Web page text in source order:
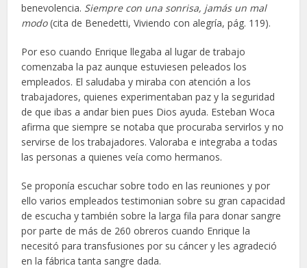
benevolencia. Siempre con una sonrisa, jamás un mal
modo(cita de Benedetti, Viviendo con alegría, pág. 119).
Por eso cuando Enrique llegaba al lugar de trabajo
comenzaba la paz aunque estuviesen peleados los
empleados. El saludaba y miraba con atención a los
trabajadores, quienes experimentaban paz y la seguridad
de que ibas a andar bien pues Dios ayuda. Esteban Woca
afirma que siempre se notaba que procuraba servirlos y no
servirse de los trabajadores. Valoraba e integraba a todas
las personas a quienes veía como hermanos.
Se proponía escuchar sobre todo en las reuniones y por
ello varios empleados testimonian sobre su gran capacidad
de escucha y también sobre la larga fila para donar sangre
por parte de más de 260 obreros cuando Enrique la
necesitó para transfusiones por su cáncer y les agradeció
en la fábrica tanta sangre dada.